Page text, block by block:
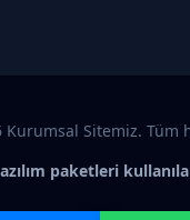
Sitemiz. Tüm
paketleri